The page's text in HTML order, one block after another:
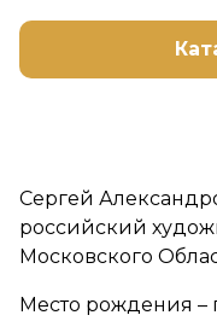
Сергей
российский
Московского
Место рождения –